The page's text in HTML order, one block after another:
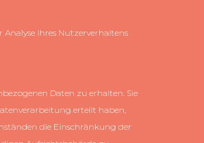
Ihres Nutzerverhaltens
Daten zu erhalten. Sie
erteilt haben,
die Einschränkung der